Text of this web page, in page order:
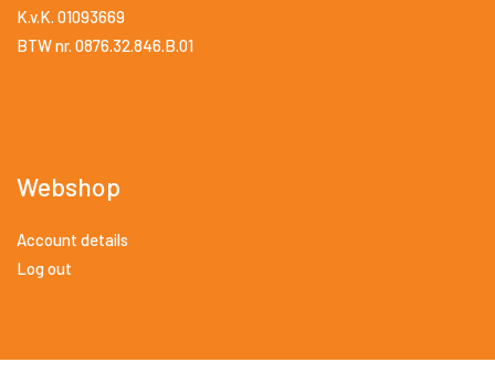
K.v.K. 01093669
BTW nr. 0876.32.846.B.01
Webshop
Account details
Log out